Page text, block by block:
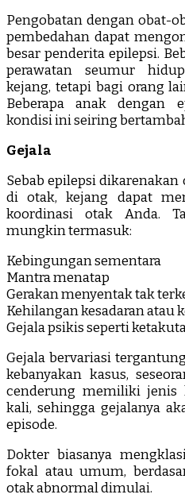
Pengobatan dengan obat-
pembedahan dapat
besar penderita epilepsi.
perawatan seumur
kejang, tetapi bagi orang
Beberapa anak dengan
kondisi ini seiring
Gejala
Sebab epilepsi
di otak, kejang dapat
koordinasi otak Anda.
mungkin termasuk:
Kebingungan sementara
Mantra menatap
Gerakan menyentak tak
Kehilangan kesadaran atau
Gejala psikis seperti
Gejala bervariasi
kebanyakan kasus,
cenderung memiliki jenis
kali, sehingga gejalanya
episode.
Dokter biasanya
fokal atau umum,
otak abnormal dimulai.